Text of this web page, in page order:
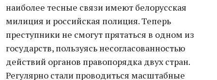
наиболее тесные связи имеют белорусская
милиция и российская полиция. Теперь
преступники не смогут прятаться в одном из
государств, пользуясь несогласованностью
действий органов правопорядка двух стран.
Регулярно стали проводиться масштабные